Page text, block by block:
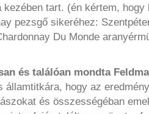
tart. (én kértem, hogy
pezsgő sikeréhez:
Du Monde
és találóan mondta
hogy az
és összességéban